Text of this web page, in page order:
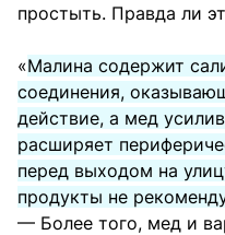
простыть. Правда ли
«Малина содержит
соединения,
действие, а мед
расширяет
перед выходом на
продукты не
— Более того, мед и